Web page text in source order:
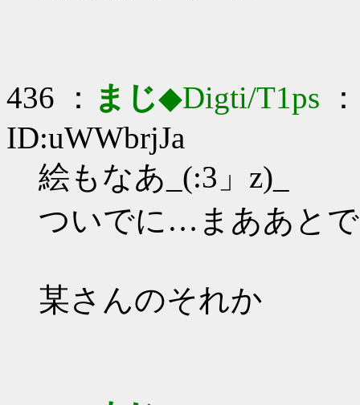
436 ： まじ◆Digti/T1ps
ID:uWWbrjJa
絵もなあ_(:3」z)_
ついでに…まああと
某さんのそれか